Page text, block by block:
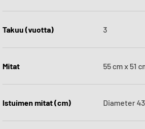
Takuu (vuotta) 3
Mitat 55 cm x 51
Istuimen mitat (cm) Diameter